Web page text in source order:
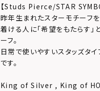
【Studs Pierce/STAR
昨年生まれたスターモチーフ
着ける人に「希望をもたらす
ーフ。
日常で使いやすいスタッズタ
です。
King of Silver , King of